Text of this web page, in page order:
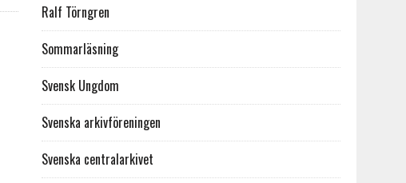
Ralf Törngren
Sommarläsning
Svensk Ungdom
Svenska arkivföreningen
Svenska centralarkivet